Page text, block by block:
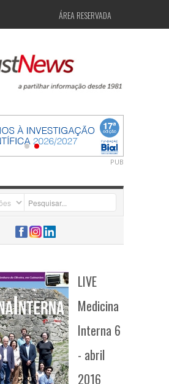
ÁREA RESERVADA
PUB
LIVE
Medicina
Interna 6
- abril
2016